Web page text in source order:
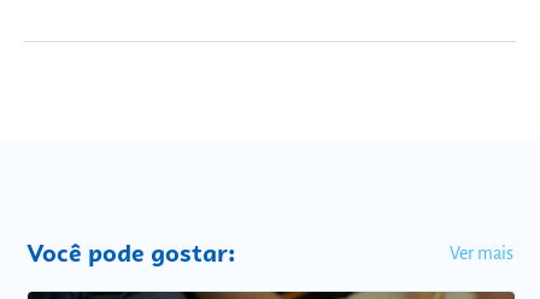
Você pode gostar: Ver mais